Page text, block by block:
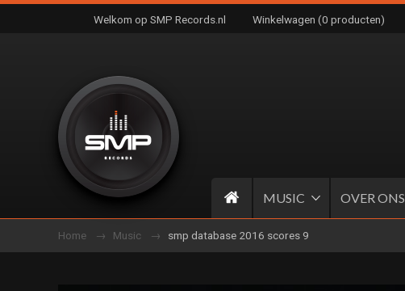
Welkom op SMP Records.nl Winkelwagen (0 producten)
MUSIC OVER ONS
Home Music smp database 2016 scores 9